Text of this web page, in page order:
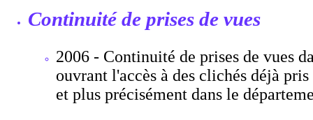
Continuité de prises de vues
2006 - Continuité de prises de vues
ouvrant l'accès à des clichés déjà
et plus précisément dans le